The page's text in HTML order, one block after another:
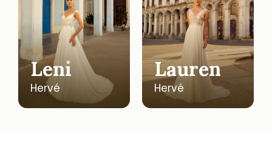
Leni
Hervé
Lauren
Hervé